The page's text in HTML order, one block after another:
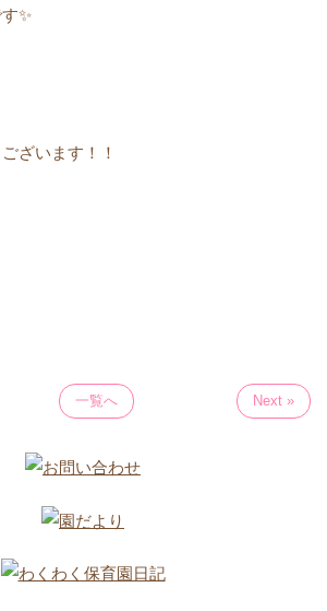
✨
ざいます！！
一覧へ Next »